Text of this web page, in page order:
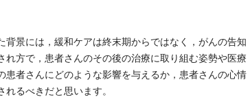
景には，緩和ケアは終末期からではなく，がんの告知
方で，患者さんのその後の治療に取り組む姿勢や医療
者さんにどのような影響を与えるか，患者さんの心情
るべきだと思います。